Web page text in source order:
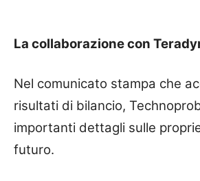
La collaborazione con
Nel comunicato stampa che
risultati di bilancio,
importanti dettagli sulle
futuro.